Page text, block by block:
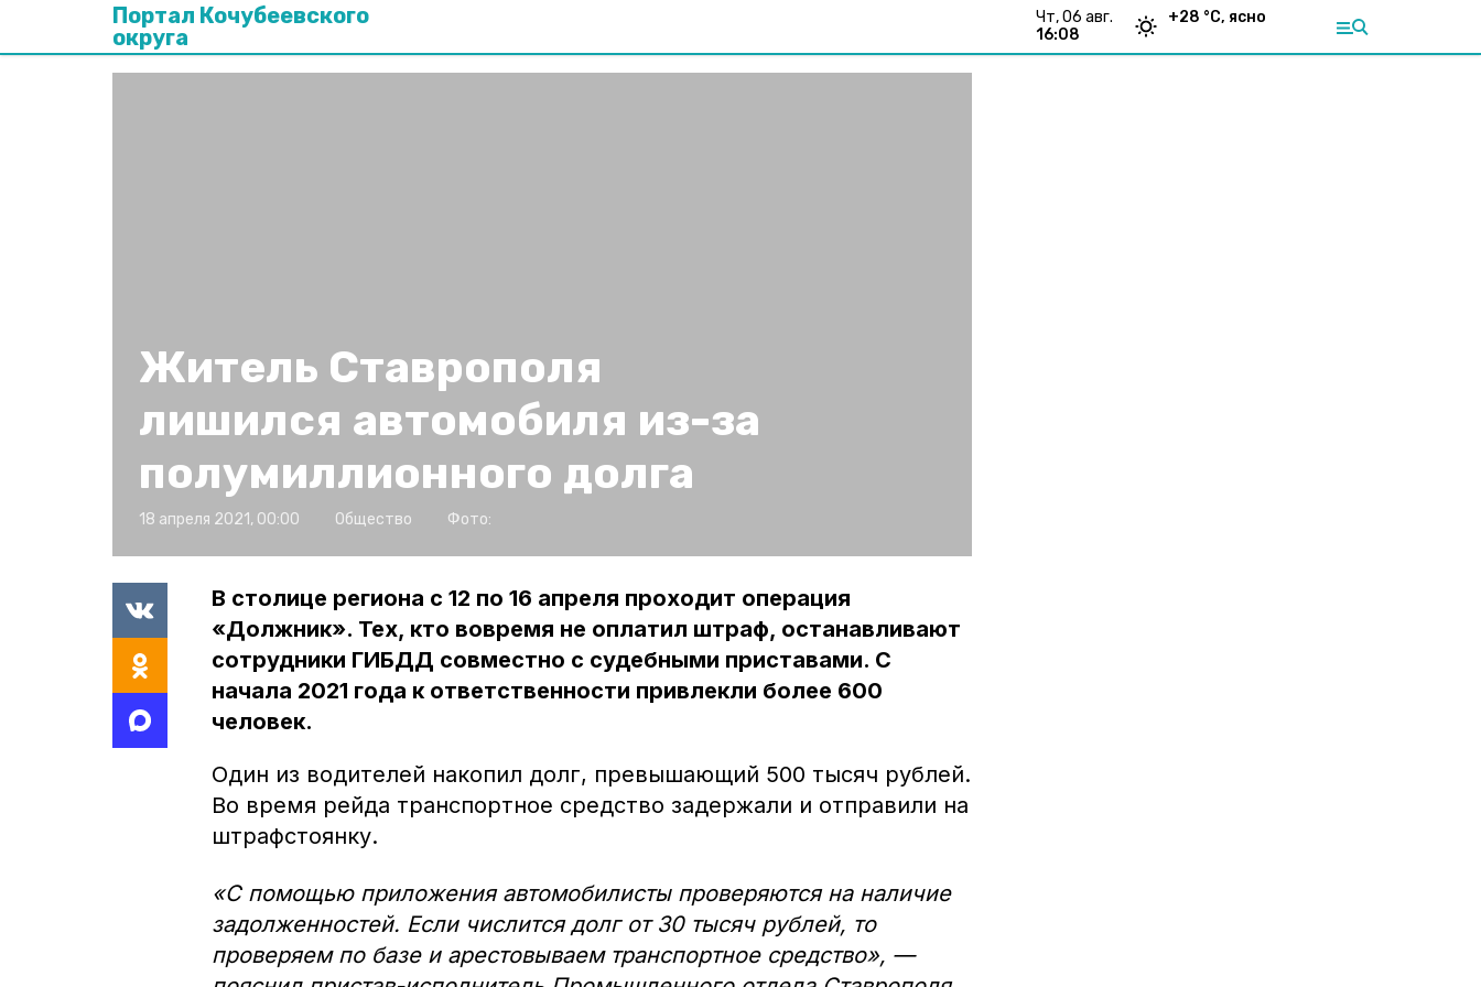
Портал Кочубеевского
округа
чт, 06 авг.
16:08
+28 °С, ясно
Житель Ставрополя
лишился автомобиля из-за
полумиллионного долга
18 апреля 2021, 00:00 Общество Фото:
В столице региона с 12 по 16 апреля проходит операция
«Должник». Тех, кто вовремя не оплатил штраф, останавливают
сотрудники ГИБДД совместно с судебными приставами. С
начала 2021 года к ответственности привлекли более 600
человек.
Один из водителей накопил долг, превышающий 500 тысяч рублей.
Во время рейда транспортное средство задержали и отправили на
штрафстоянку.
«С помощью приложения автомобилисты проверяются на наличие
задолженностей. Если числится долг от 30 тысяч рублей, то
проверяем по базе и арестовываем транспортное средство», —